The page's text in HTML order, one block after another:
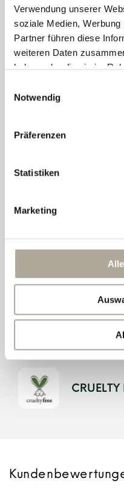
Verwendung unserer
soziale Medien,
Partner führen diese
weiteren Daten
haben oder die sie im
Notwendig
Präferenzen
Statistiken
Marketing
EHRLICHE
VEGAN
SKIN
CRUELTY